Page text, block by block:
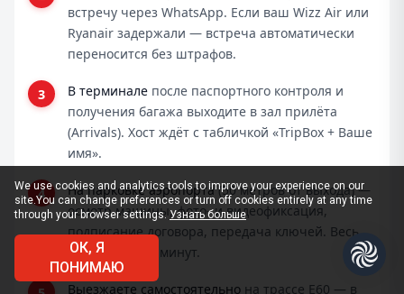
встречу через WhatsApp. Если ваш Wizz Air или
Ryanair задержали — встреча автоматически
переносится без штрафов.
В терминале после паспортного контроля и
получения багажа выходите в зал прилёта
(Arrivals). Хост ждёт с табличкой «TripBox + Ваше
имя».
На парковке аэропорта(50 метров от выхода) —
осмотр машины, фото- и видеофиксация,
подписание договора, передача ключей. Весь
процесс 10-15 минут.
Выезжаете самостоятельно на трассе E60 — в
We use cookies and analytics tools to improve your experience on our
site.You can change preferences or turn off cookies entirely at any time
through your browser settings.Узнать больше
ОК, Я
ПОНИМАЮ